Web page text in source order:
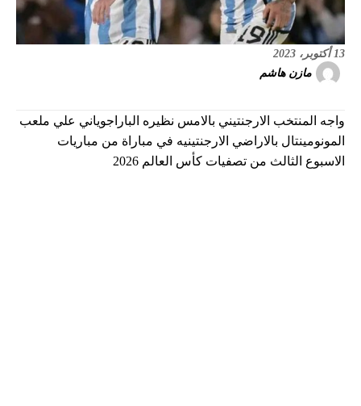
13 أكتوبر، 2023
مازن هاشم
واجه المنتخب الارجنتيني بالامس نظيره الباراجوياني علي ملعب
المونومينتال بالاراضي الارجنتينيه في مباراة من مباريات
الاسبوع الثالث من تصفيات كأس العالم 2026